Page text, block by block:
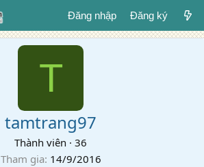
Đăng nhập Đăng ký
T
tamtrang97
Thành viên · 36
Tham gia 14/9/2016